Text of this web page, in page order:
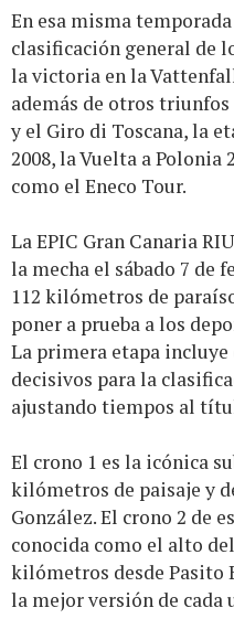
En esa misma
clasificación general de
la victoria en la
además de otros
y el Giro di Toscana, la
2008, la Vuelta a Polonia
como el Eneco Tour.
La EPIC Gran Canaria
la mecha el sábado 7 de
112 kilómetros de
poner a prueba a los
La primera etapa
decisivos para la
ajustando tiempos al
El crono 1 es la icónica
kilómetros de paisaje y
González. El crono 2 de
conocida como el alto
kilómetros desde Pasito
la mejor versión de cada